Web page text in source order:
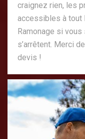
craignez rien, les
accessibles à tout
Ramonage si
s’arrêtent. Merci
devis !